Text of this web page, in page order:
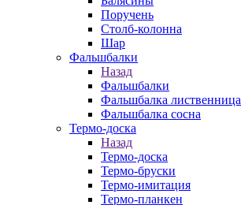
Поручень
Столб-колонна
Шар
Фальшбалки
Назад
Фальшбалки
Фальшбалка лиственница
Фальшбалка сосна
Термо-доска
Назад
Термо-доска
Термо-бруски
Термо-имитация
Термо-планкен